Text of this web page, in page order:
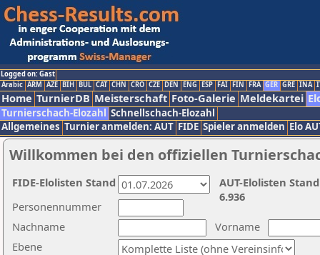
Logged on: Gast
Arabic ARM AZE BIH BUL CAT CHN CRO CZE DEN ENG ESP FAI FIN FRA GER GRE INA
Home TurnierDB Meisterschaft Foto-Galerie Meldekartei
Turnierschach-Elozahl Schnellschach-Elozahl
Allgemeines Turnier anmelden: AUT FIDE Spieler anmelden Elo
Willkommen bei den offiziellen
Nachname
Vorname
Ebene
Personennummer
AUT-Elolisten
6.936
FIDE-Elolisten Stand